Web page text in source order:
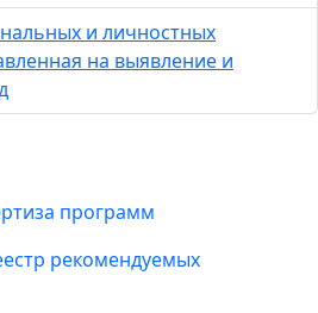
и личностных
на выявление и
программ
рекомендуемых